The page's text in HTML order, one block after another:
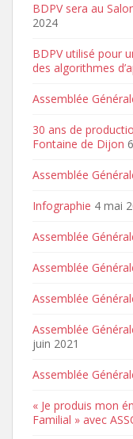
BDPV sera au
2024
BDPV utilisé pour
des algorithmes
Assemblée
30 ans de
Fontaine de Dijon
Assemblée
Infographie 4 mai
Assemblée
Assemblée
Assemblée
Assemblée
juin 2021
Assemblée
« Je produis mon
Familial » avec